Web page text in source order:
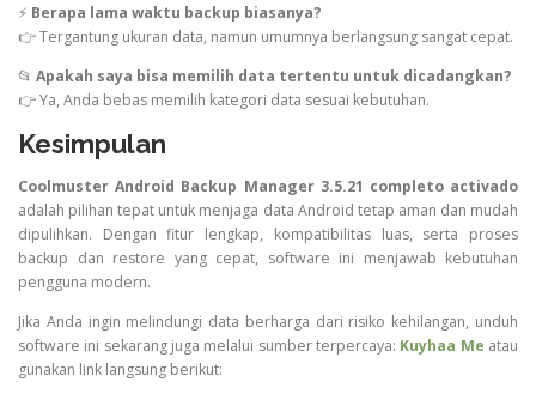
⚡ Berapa lama waktu backup biasanya?
👉 Tergantung ukuran data, namun umumnya berlangsung sangat cepat.
📂 Apakah saya bisa memilih data tertentu untuk dicadangkan?
👉 Ya, Anda bebas memilih kategori data sesuai kebutuhan.
Kesimpulan
Coolmuster Android Backup Manager 3.5.21 completo activado
adalah pilihan tepat untuk menjaga data Android tetap aman dan mudah
dipulihkan. Dengan fitur lengkap, kompatibilitas luas, serta proses
backup dan restore yang cepat, software ini menjawab kebutuhan
pengguna modern.
Jika Anda ingin melindungi data berharga dari risiko kehilangan, unduh
software ini sekarang juga melalui sumber terpercaya: Kuyhaa Me atau
gunakan link langsung berikut: